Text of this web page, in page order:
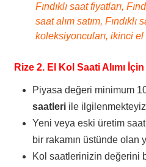
Fındıklı saat fiyatları,
saat alım satım, Fındıklı
koleksiyoncuları, ikinci el
Rize 2. El Kol Saati Alımı
Piyasa değeri minimum
saatleri ile
Yeni veya eski üretim
bir rakamın üstünde
Kol saatlerinizin değerini